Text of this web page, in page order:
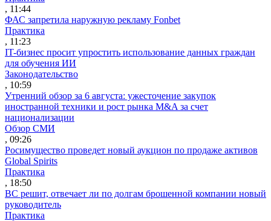
, 11:44
ФАС запретила наружную рекламу Fonbet
Практика
, 11:23
IT-бизнес просит упростить использование данных граждан
для обучения ИИ
Законодательство
, 10:59
Утренний обзор за 6 августа: ужесточение закупок
иностранной техники и рост рынка M&A за счет
национализации
Обзор СМИ
, 09:26
Росимущество проведет новый аукцион по продаже активов
Global Spirits
Практика
, 18:50
ВС решит, отвечает ли по долгам брошенной компании новый
руководитель
Практика